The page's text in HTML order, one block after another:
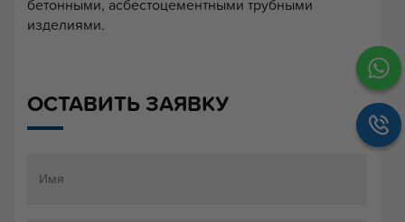
бетонными, асбестоцементными трубными
изделиями.
ОСТАВИТЬ ЗАЯВКУ